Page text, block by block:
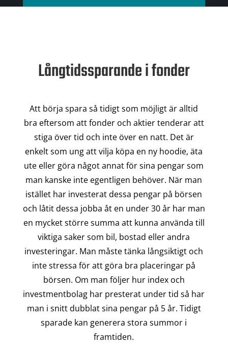
Långtidssparande i fonder
Att börja spara så tidigt som möjligt är alltid
bra eftersom att fonder och aktier tenderar att
stiga över tid och inte över en natt. Det är
enkelt som ung att vilja köpa en ny hoodie, äta
ute eller göra något annat för sina pengar som
man kanske inte egentligen behöver. När man
istället har investerat dessa pengar på börsen
och låtit dessa jobba åt en under 30 år har man
en mycket större summa att kunna använda till
viktiga saker som bil, bostad eller andra
investeringar. Man måste tänka långsiktigt och
inte stressa för att göra bra placeringar på
börsen. Om man följer hur index och
investmentbolag har presterat under tid så har
man i snitt dubblat sina pengar på 5 år. Tidigt
sparade kan generera stora summor i
framtiden.